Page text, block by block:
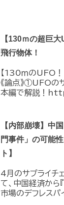
【130ｍの超巨
飛行物体！
【130ｍのUFO！
《論点》①UFO
本編で解説！
【内部崩壊】中
門事件」の可能
ト】
4月のサプライチ
て、中国経済から
市場のデフレスパ